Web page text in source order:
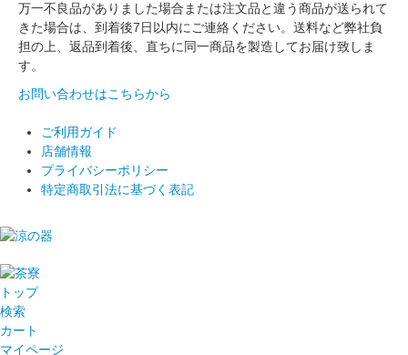
万一不良品がありました場合または注文品と違う商品が送られて
きた場合は、到着後7日以内にご連絡ください。送料など弊社負
担の上、返品到着後、直ちに同一商品を製造してお届け致しま
す。
お問い合わせはこちらから
ご利用ガイド
店舗情報
プライバシーポリシー
特定商取引法に基づく表記
トップ
検索
カート
マイページ